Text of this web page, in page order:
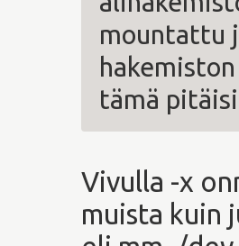
mountattu
tämä
Vivulla -x
muista kuin